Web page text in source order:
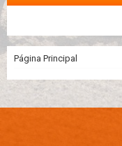
Página Principal